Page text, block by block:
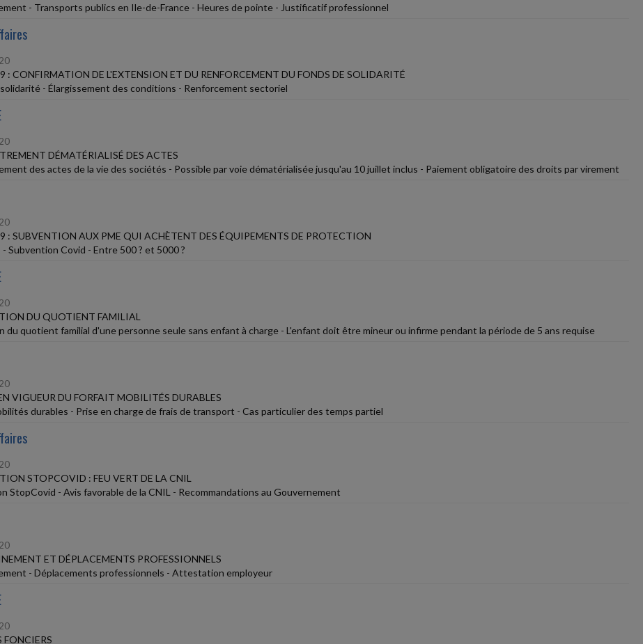
- Transports publics en Ile-de-France - Heures de pointe - Justificatif professionnel
: CONFIRMATION DE L'EXTENSION ET DU RENFORCEMENT DU FONDS DE SOLIDARITÉ
- Élargissement des conditions - Renforcement sectoriel
DÉMATÉRIALISÉ DES ACTES
des actes de la vie des sociétés - Possible par voie dématérialisée jusqu'au 10 juillet inclus - Paiement obligatoire des droits par virement
: SUBVENTION AUX PME QUI ACHÈTENT DES ÉQUIPEMENTS DE PROTECTION
- Subvention Covid - Entre 500 ? et 5000 ?
DU QUOTIENT FAMILIAL
du quotient familial d'une personne seule sans enfant à charge - L'enfant doit être mineur ou infirme pendant la période de 5 ans requise
VIGUEUR DU FORFAIT MOBILITÉS DURABLES
durables - Prise en charge de frais de transport - Cas particulier des temps partiel
STOPCOVID : FEU VERT DE LA CNIL
StopCovid - Avis favorable de la CNIL - Recommandations au Gouvernement
ET DÉPLACEMENTS PROFESSIONNELS
- Déplacements professionnels - Attestation employeur
FONCIERS